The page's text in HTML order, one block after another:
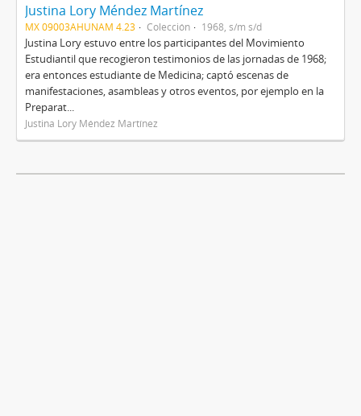
Justina Lory Méndez Martínez
MX 09003AHUNAM 4.23 Colección 1968, s/m s/d
Justina Lory estuvo entre los participantes del Movimiento
Estudiantil que recogieron testimonios de las jornadas de 1968;
era entonces estudiante de Medicina; captó escenas de
manifestaciones, asambleas y otros eventos, por ejemplo en la
Preparat...
Justina Lory Méndez Martínez